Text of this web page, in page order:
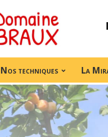
Nos techniques La